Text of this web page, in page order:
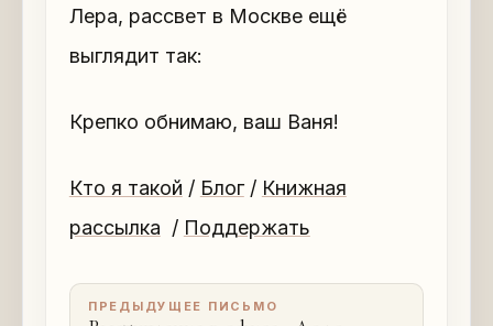
Лера, рассвет в Москве ещё
выглядит так:
Крепко обнимаю, ваш Ваня!
Кто я такой / Блог/ Книжная
рассылка / Поддержать
ПРЕДЫДУЩЕЕ ПИСЬМО